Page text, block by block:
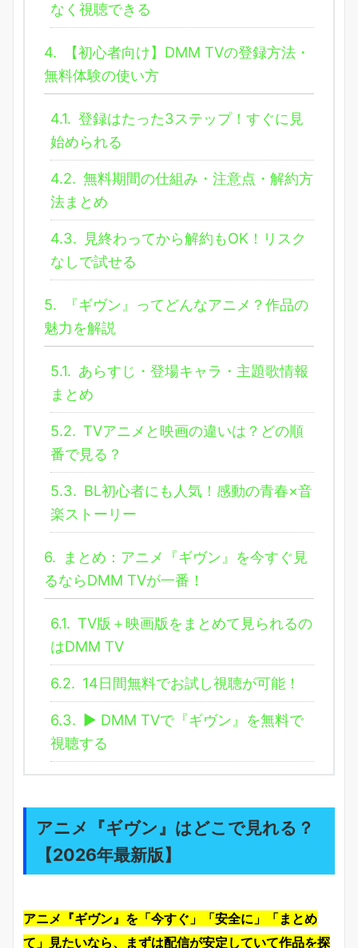
なく視聴できる
4.
【初心者向け】DMM TVの登録方法・
無料体験の使い方
4.1. 登録はたった3ステップ！すぐに見
始められる
4.2. 無料期間の仕組み・注意点・解約方
法まとめ
4.3. 見終わってから解約もOK！リスク
なしで試せる
5.
『ギヴン』ってどんなアニメ？作品の
魅力を解説
5.1. あらすじ・登場キャラ・主題歌情報
まとめ
5.2. TVアニメと映画の違いは？どの順
番で見る？
5.3. BL初心者にも人気！感動の青春×音
楽ストーリー
6.
まとめ：アニメ『ギヴン』を今すぐ見
るならDMM TVが一番！
6.1. TV版＋映画版をまとめて見られるの
はDMM TV
6.2. 14日間無料でお試し視聴が可能！
6.3. ▶ DMM TVで『ギヴン』を無料で
視聴する
アニメ『ギヴン』はどこで見れる？
【2026年最新版】
アニメ『ギヴン』を「今すぐ」「安全に」「まとめ
て」見たいなら、まずは配信が安定していて作品を探